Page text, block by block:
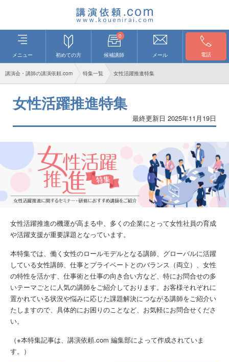
メニュー 初めての方
0
候補講師 メール 電話
講演会・講師の講演依頼.com 特集一覧 女性活躍推進特集
女性活躍推進特集
最終更新日 2025年11月19日
女性活躍推進の機運が高まる中、多くの企業にとって女性社員の育成
や活躍支援が重要課題となっています。
本特集では、働く女性のロールモデルとなる講師、グローバルに活躍
している女性講師、仕事とプライベートとのバランス（両立）、女性
の特性を活かす、仕事術と仕事の向き合い方など、特にお問合せの多
いテーマごとに人気の講師をご紹介しております。お客様それぞれに
置かれている状況や悩みに応じた課題解決につながる講師をご紹介い
たしますので、具体的にお困りのことなど、お気軽にお問合せくださ
い。
（※本特集記事は、講演依頼.com 編集部によって作成されていま
す。）